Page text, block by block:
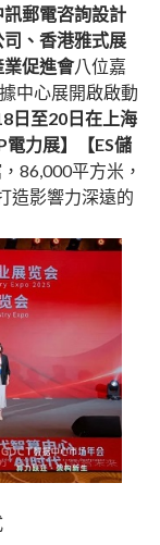
郵電咨詢設計
、香港雅式展
促進會八位嘉
中心展開啟啟動
日至20日在上海
電力展】【ES儲
86,000平方米，
造影響力深遠的